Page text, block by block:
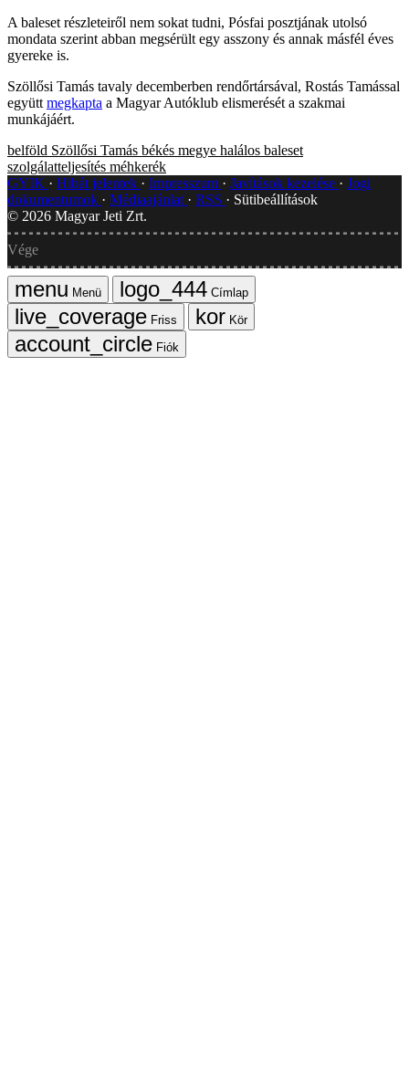
A baleset részleteiről nem sokat tudni, Pósfai posztjának utolsó
mondata szerint abban megsérült egy asszony és annak másfél éves
gyereke is.
Szöllősi Tamás tavaly decemberben rendőrtársával, Rostás Tamással
együtt megkapta a Magyar Autóklub elismerését a szakmai
munkájáért.
belföld Szöllősi Tamás békés megye halálos baleset
szolgálatteljesítés méhkerék
GYIK
Hibát jelentek Impresszum Javítások kezelése
Jogi
dokumentumok
Médiaajánlat RSS
Sütibeállítások
© 2026 Magyar Jeti Zrt.
Vége
Menü
Címlap
Friss
Kör
Fiók